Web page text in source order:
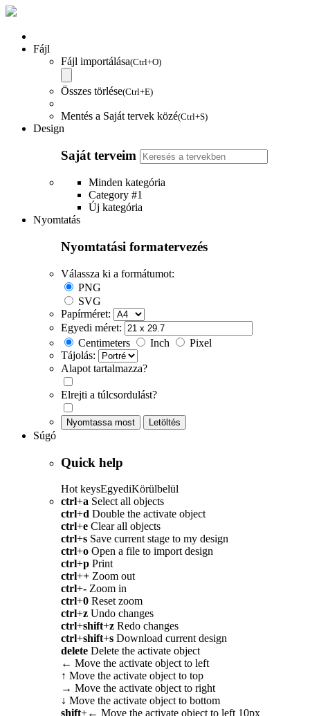
Fájl
Fájl importálása(Ctrl+O)
Összes törlése(Ctrl+E)
Mentés a Saját tervek közé(Ctrl+S)
Design
Saját terveim
Minden kategória
Category #1
Új kategória
Nyomtatás
Nyomtatási formatervezés
Válassza ki a formátumot:
PNG
SVG
Papírméret:
Egyedi méret:
Centimeters
Inch
Pixel
Tájolás:
Alapot tartalmazza?
Elrejti a túlcsordulást?
Nyomtassa most Letöltés
Súgó
Quick help
Hot keysEgyediKörülbelül
ctrl+a Select all objects
ctrl+d Double the activate object
ctrl+e Clear all objects
ctrl+s Save current stage to my design
ctrl+o Open a file to import design
ctrl+p Print
ctrl++ Zoom out
ctrl+- Zoom in
ctrl+0 Reset zoom
ctrl+z Undo changes
ctrl+shift+z Redo changes
ctrl+shift+s Download current design
delete Delete the activate object
← Move the activate object to left
↑ Move the activate object to top
→ Move the activate object to right
↓ Move the activate object to bottom
shift+← Move the activate object to left 10px